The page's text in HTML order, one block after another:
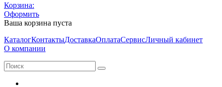
Корзина:
Оформить
Ваша корзина пуста
КаталогКонтактыДоставкаОплатаСервисЛичный кабинет
О компании